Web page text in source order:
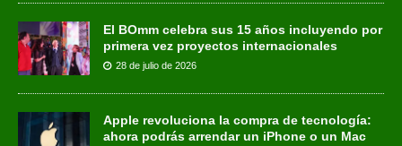
El BOmm celebra sus 15 años incluyendo por
primera vez proyectos internacionales
28 de julio de 2026
Apple revoluciona la compra de tecnología:
ahora podrás arrendar un iPhone o un Mac